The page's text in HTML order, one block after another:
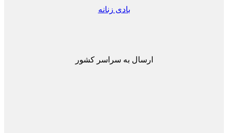
بادی زنانه
ارسال به سراسر کشور